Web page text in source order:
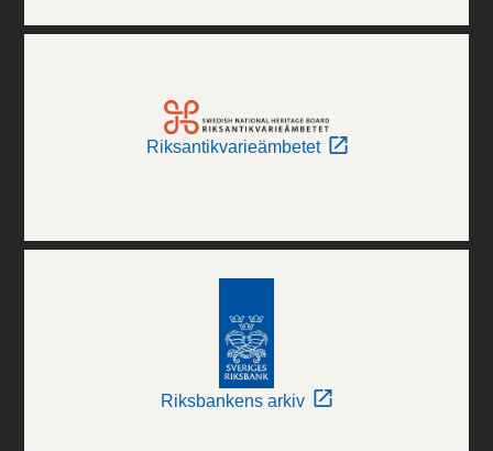
Riksantikvarieämbetet
Riksbankens arkiv